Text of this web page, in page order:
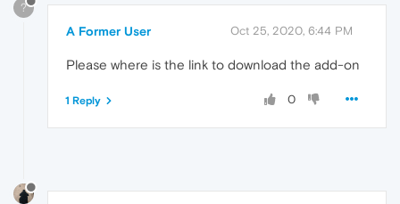
?
A Former User Oct 25, 2020, 6:44 PM
Please where is the link to download the add-on
0
1 Reply